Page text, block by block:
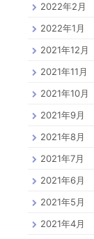
2022年2月
2022年1月
2021年12月
2021年11月
2021年10月
2021年9月
2021年8月
2021年7月
2021年6月
2021年5月
2021年4月